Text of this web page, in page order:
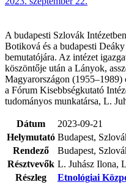
A budapesti Szlovák
Botiková és a budapesti
bemutatójára. Az intézet
köszöntője után a Lányok,
Magyarországon
a Fórum Kisebbségkutató
tudományos munkatársa, L.
Dátum
2023-09-21
Helymutató Budapest,
Rendező
Budapest,
Résztvevők L. Juhász Ilona,
Részleg
Etnológiai